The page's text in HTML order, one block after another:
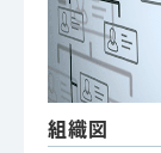
組織図